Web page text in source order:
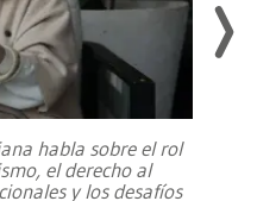
habla sobre el rol
el derecho al
y los desafíos